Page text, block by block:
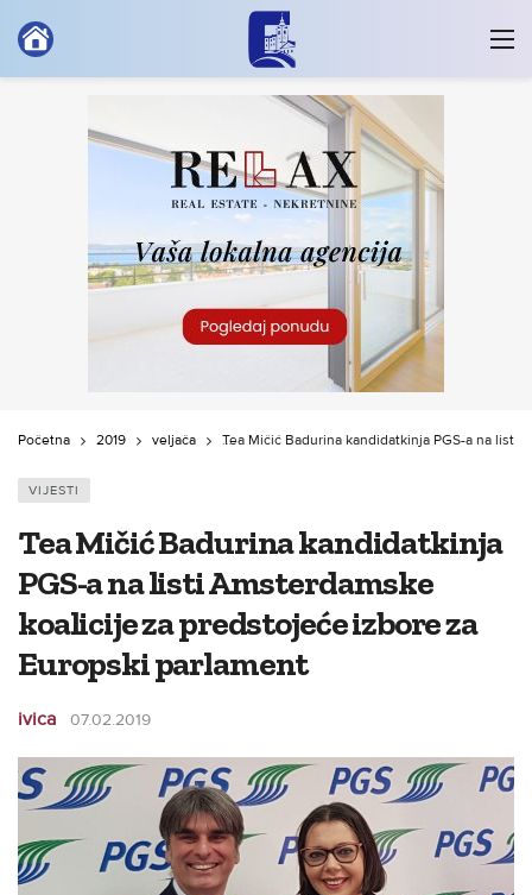
Početna 2019 veljača Tea Mičić Badurina kandidatkinja PGS-a na listi
VIJESTI
Tea Mičić Badurina kandidatkinja
PGS-a na listi Amsterdamske
koalicije za predstojeće izbore za
Europski parlament
ivica 07.02.2019